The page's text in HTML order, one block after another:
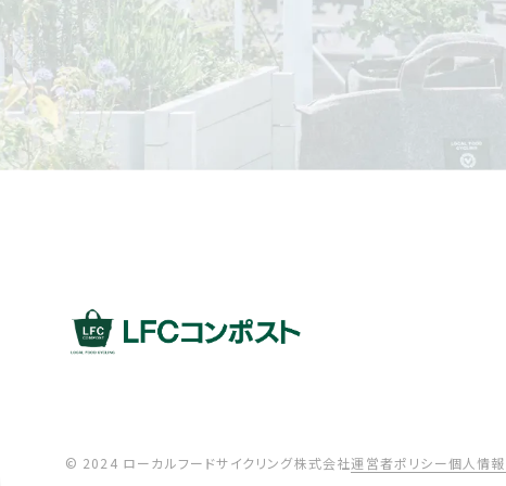
© 2024 ローカルフードサイクリング株式会社運営者ポリシー個人情報